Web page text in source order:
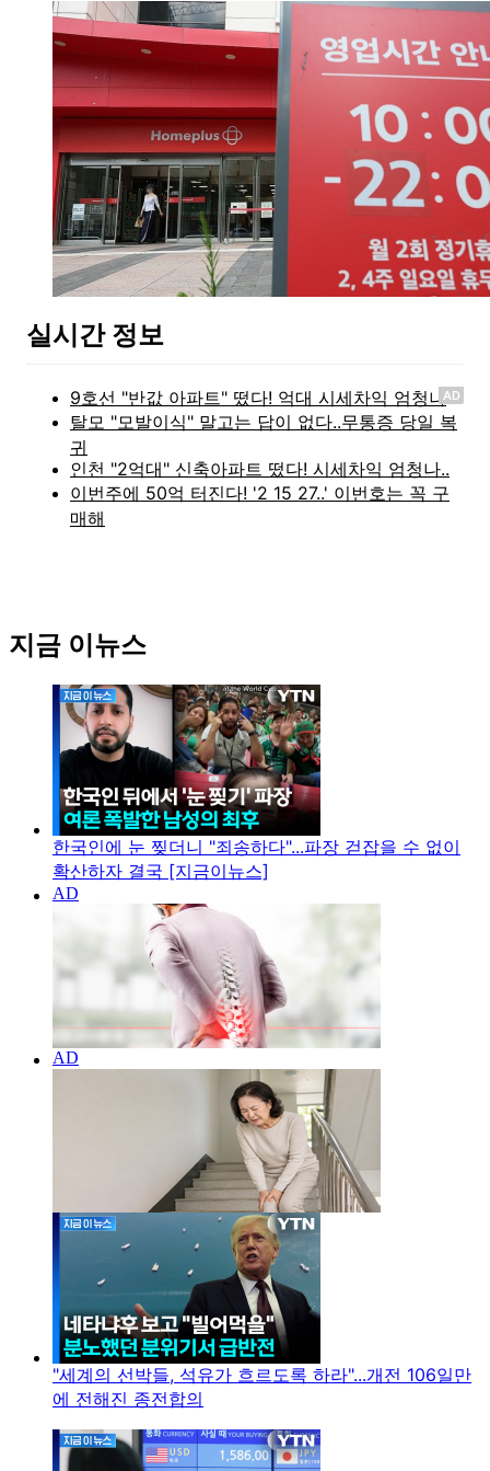
실시간 정보
AD
지금 이뉴스
한국인에 눈 찢더니 "죄송하다"...파장 걷잡을 수 없이
확산하자 결국 [지금이뉴스]
"세계의 선박들, 석유가 흐르도록 하라"...개전 106일만
에 전해진 종전합의